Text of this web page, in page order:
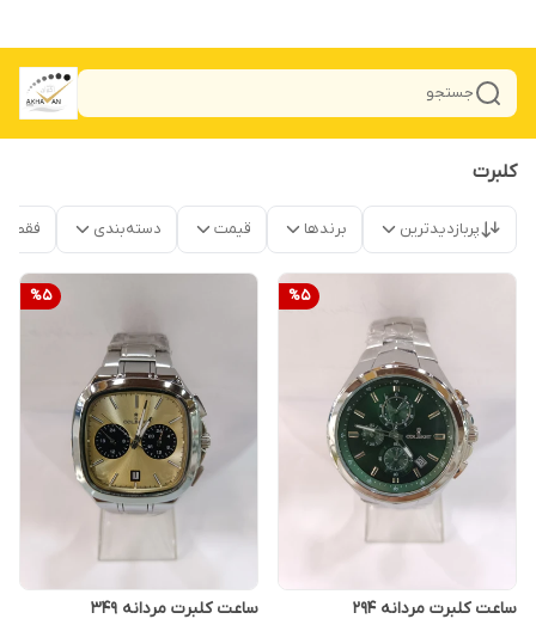
جستجو
کلبرت
پربازدیدترین برندها قیمت دسته‌بندی فقط
%5
ساعت کلبرت مردانه ۲۹۴
%5
ساعت کلبرت مردانه 349